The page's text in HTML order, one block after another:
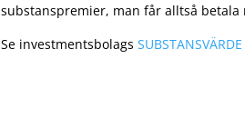
substanspremier, man får alltså
Se investmentsbolagsSUBSTANSVÄRDE